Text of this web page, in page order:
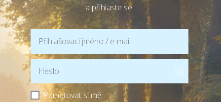
a přihlaste se.
Pamatovat si mě